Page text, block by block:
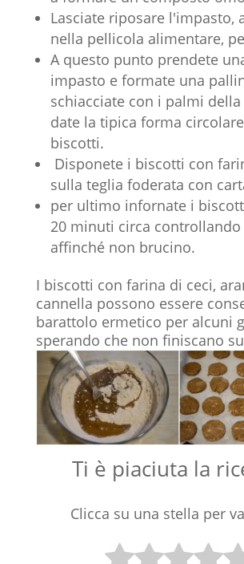
Lasciate riposare l'impasto,
nella pellicola alimentare,
A questo punto prendete
impasto e formate una
schiacciate con i palmi
date la tipica forma
biscotti.
Disponete i biscotti con
sulla teglia foderata con
per ultimo infornate i
20 minuti circa
affinché non brucino.
I biscotti con farina di ceci,
cannella possono essere
barattolo ermetico per alcuni
sperando che non finiscano
Ti è piaciuta la
Clicca su una stella per